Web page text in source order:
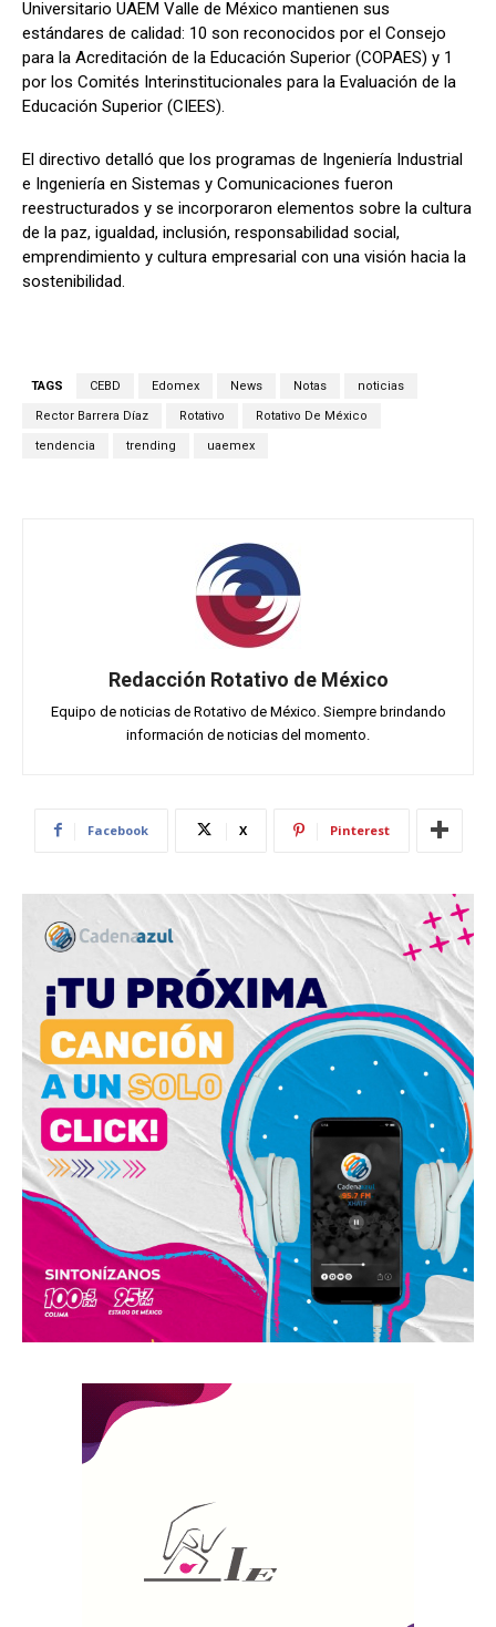
Universitario UAEM Valle de México mantienen sus
estándares de calidad: 10 son reconocidos por el Consejo
para la Acreditación de la Educación Superior (COPAES) y 1
por los Comités Interinstitucionales para la Evaluación de la
Educación Superior (CIEES).
El directivo detalló que los programas de Ingeniería Industrial
e Ingeniería en Sistemas y Comunicaciones fueron
reestructurados y se incorporaron elementos sobre la cultura
de la paz, igualdad, inclusión, responsabilidad social,
emprendimiento y cultura empresarial con una visión hacia la
sostenibilidad.
TAGS CEBD Edomex News Notas noticias
Rector Barrera Díaz Rotativo Rotativo De México
tendencia trending uaemex
Redacción Rotativo de México
Equipo de noticias de Rotativo de México. Siempre brindando
información de noticias del momento.
Facebook X Pinterest